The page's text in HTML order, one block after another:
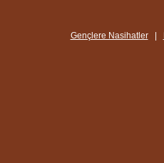
Gençlere Nasihatler|